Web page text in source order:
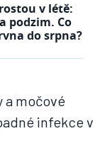
v létě:
podzim. Co
do srpna?
a močové
infekce v